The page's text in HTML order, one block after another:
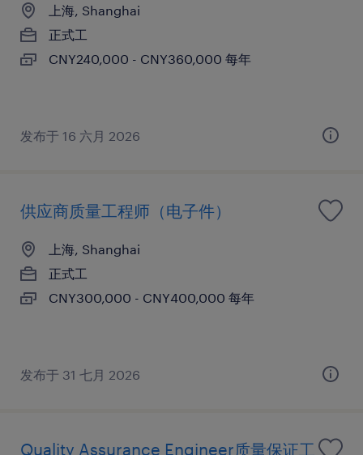
上海, Shanghai
正式工
CNY240,000 - CNY360,000 每年
发布于 16 六月 2026
供应商质量工程师（电子件）
上海, Shanghai
正式工
CNY300,000 - CNY400,000 每年
发布于 31 七月 2026
Quality Assurance Engineer质量保证工